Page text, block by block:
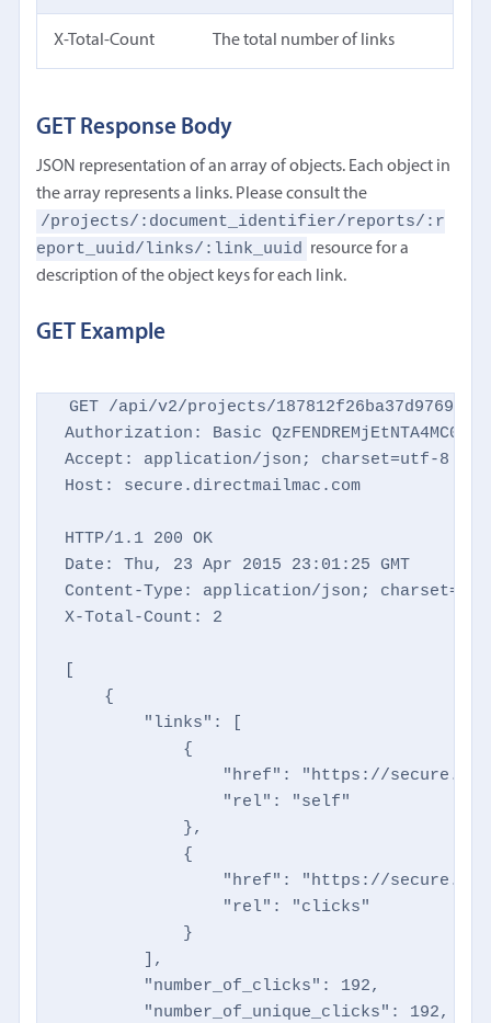
X-Total-Count The total number of links
GET Response Body
JSON representation of an array of objects. Each object in
the array represents a links. Please consult the
/projects/:document_identifier/reports/:r
eport_uuid/links/:link_uuid resource for a
description of the object keys for each link.
GET Example
GET /api/v2/projects/
Authorization: Basic
Accept: application/json; charset=utf-8
Host: secure.directmailmac.com
HTTP/1.1 200 OK
Date: Thu, 23 Apr 2015 23:01:25 GMT
Content-Type: application/json;
X-Total-Count: 2
[
    {
        "links": [
            {
"href": "https://
                "rel": "self"
            },
            {
"href": "https://
                "rel": "clicks"
            }
        ],
        "number_of_clicks": 192,
        "number_of_unique_clicks": 192,